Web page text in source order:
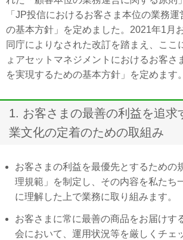
「JP投信におけるお客さま本位の業務
の基本方針」を定めました。2021年1月
同庁によりなされた改訂を踏まえ、ここ
ょアセットマネジメントにおけるお客さ
を実現するための基本方針」を定めます。
1. お客さまの最善の利益を追求
業文化の定着のための取組み
お客さまの利益を最優先とするための
理規範」を制定し、その内容を私たち
に理解した上で業務に取り組みます。
お客さまに常に最善の商品をお届けす
会において、運用状況等を厳しくチェ